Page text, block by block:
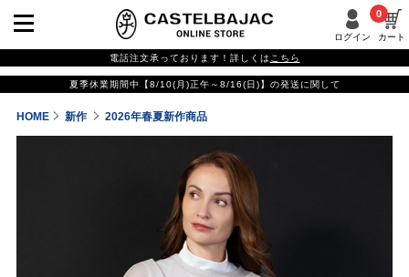
ログイン カート
0
電話注文承っております！詳しくは こちら
夏季休業期間中【8/10(月)正午～8/16(日)】の発送に関して
HOME 新作 2026年春夏新作商品